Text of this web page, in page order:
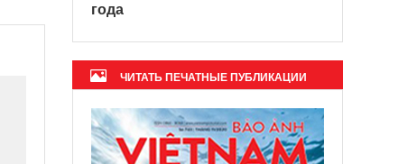
года
ЧИТАТЬ ПЕЧАТНЫЕ ПУБЛИКАЦИИ